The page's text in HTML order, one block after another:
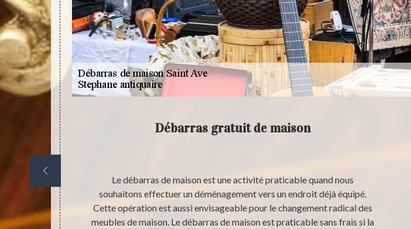
parce
Débarras gratuit de maison
Le débarras de maison est une activité praticable quand nous
souhaitons effectuer un déménagement vers un endroit déjà équipé.
Cette opération est aussi envisageable pour le changement radical des
meubles de maison. Le débarras de maison est praticable sans frais si la